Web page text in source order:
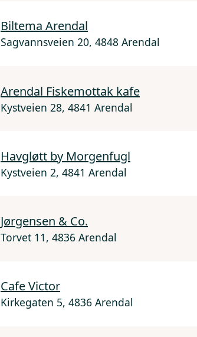
Biltema Arendal
Sagvannsveien 20, 4848 Arendal
Arendal Fiskemottak kafe
Kystveien 28, 4841 Arendal
Havgløtt by Morgenfugl
Kystveien 2, 4841 Arendal
Jørgensen & Co.
Torvet 11, 4836 Arendal
Cafe Victor
Kirkegaten 5, 4836 Arendal